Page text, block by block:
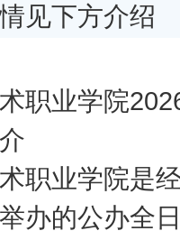
见下方介绍
职业学院
职业学院是
办的公办全